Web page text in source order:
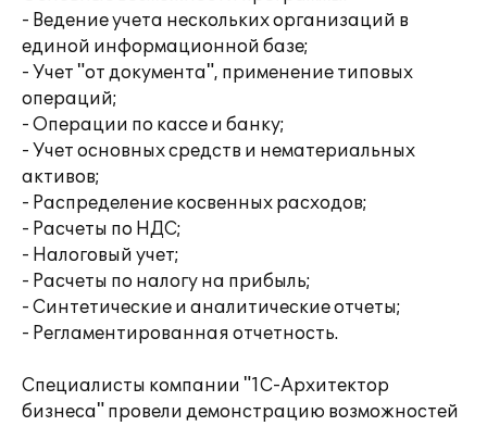
- Ведение учета нескольких организаций в
единой информационной базе;
- Учет "от документа", применение типовых
операций;
- Операции по кассе и банку;
- Учет основных средств и нематериальных
активов;
- Распределение косвенных расходов;
- Расчеты по НДС;
- Налоговый учет;
- Расчеты по налогу на прибыль;
- Синтетические и аналитические отчеты;
- Регламентированная отчетность.
Специалисты компании "1С-Архитектор
бизнеса" провели демонстрацию возможностей